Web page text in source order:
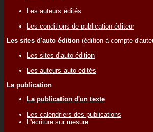
Les auteurs édités
Les conditions de publication éditeur
Les sites d'auto édition (édition à compte
Les sites d'auto-édition
Les auteurs auto-édités
La publication
La publication d'un texte
Les calendriers des publications
L'écriture sur mesure